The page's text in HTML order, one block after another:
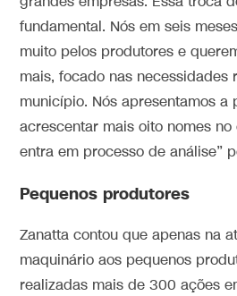
fundamental. Nós em seis
muito pelos produtores e
mais, focado nas necessidades
município. Nós apresentamos a
acrescentar mais oito nomes
entra em processo de análise”
Pequenos produtores
Zanatta contou que apenas na
maquinário aos pequenos
realizadas mais de 300 ações